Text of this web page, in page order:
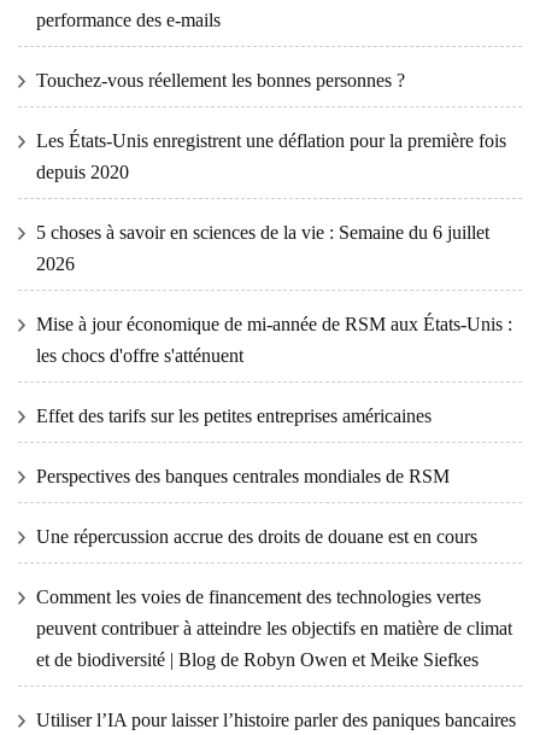
performance des e-mails
Touchez-vous réellement les bonnes personnes ?
Les États-Unis enregistrent une déflation pour la première fois
depuis 2020
5 choses à savoir en sciences de la vie : Semaine du 6 juillet
2026
Mise à jour économique de mi-année de RSM aux États-Unis :
les chocs d'offre s'atténuent
Effet des tarifs sur les petites entreprises américaines
Perspectives des banques centrales mondiales de RSM
Une répercussion accrue des droits de douane est en cours
Comment les voies de financement des technologies vertes
peuvent contribuer à atteindre les objectifs en matière de climat
et de biodiversité | Blog de Robyn Owen et Meike Siefkes
Utiliser l’IA pour laisser l’histoire parler des paniques bancaires